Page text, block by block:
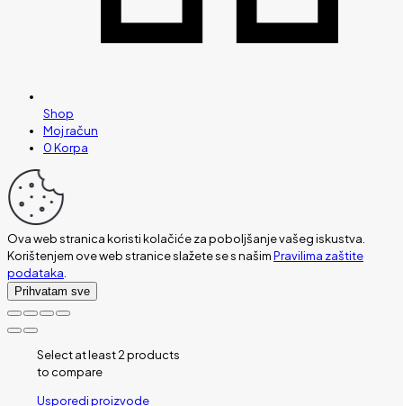
Shop
Moj račun
0Korpa
Ova web stranica koristi kolačiće za poboljšanje vašeg iskustva.
Korištenjem ove web stranice slažete se s našimPravilima zaštite
podataka.
Prihvatam sve
Select at least 2 products
to compare
Usporedi proizvode